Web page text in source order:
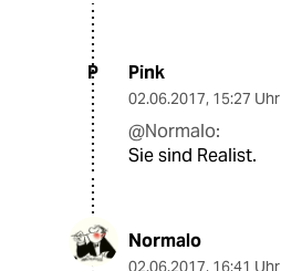
P Pink
02.06.2017, 15:27 Uhr
@Normalo:
Sie sind Realist.
Normalo
02.06.2017, 16:41 Uhr